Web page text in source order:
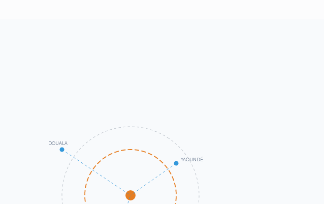
DOUALA
YAOUNDÉ